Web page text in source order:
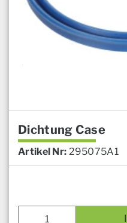
Dichtung Case
Artikel Nr: 295075A1